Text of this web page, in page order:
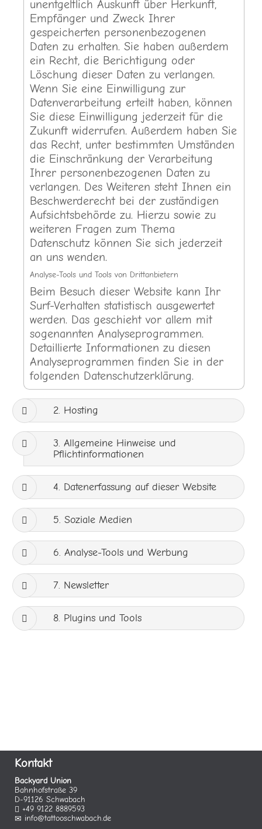
unentgeltlich Auskunft über Herkunft,
Empfänger und Zweck Ihrer
gespeicherten personenbezogenen
Daten zu erhalten. Sie haben außerdem
ein Recht, die Berichtigung oder
Löschung dieser Daten zu verlangen.
Wenn Sie eine Einwilligung zur
Datenverarbeitung erteilt haben, können
Sie diese Einwilligung jederzeit für die
Zukunft widerrufen. Außerdem haben Sie
das Recht, unter bestimmten Umständen
die Einschränkung der Verarbeitung
Ihrer personenbezogenen Daten zu
verlangen. Des Weiteren steht Ihnen ein
Beschwerderecht bei der zuständigen
Aufsichtsbehörde zu. Hierzu sowie zu
weiteren Fragen zum Thema
Datenschutz können Sie sich jederzeit
an uns wenden.
Analyse-Tools und Tools von Drittanbietern
Beim Besuch dieser Website kann Ihr
Surf-Verhalten statistisch ausgewertet
werden. Das geschieht vor allem mit
sogenannten Analyseprogrammen.
Detaillierte Informationen zu diesen
Analyseprogrammen finden Sie in der
folgenden Datenschutzerklärung.
2. Hosting
3. Allgemeine Hinweise und
Pflichtinformationen
4. Datenerfassung auf dieser Website
5. Soziale Medien
6. Analyse-Tools und Werbung
7. Newsletter
8. Plugins und Tools
Kontakt
Backyard Union
Bahnhofstraße 39
D-91126 Schwabach
+49 9122 8889593
info@tattooschwabach.de